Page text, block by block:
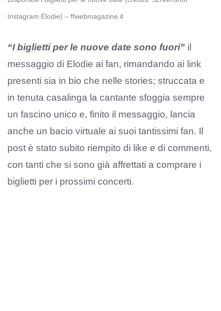
Instagram Elodie) – ffwebmagazine.it
“I biglietti per le nuove date sono fuori” il
messaggio di Elodie ai fan, rimandando ai link
presenti sia in bio che nelle stories; struccata e
in tenuta casalinga la cantante sfoggia sempre
un fascino unico e, finito il messaggio, lancia
anche un bacio virtuale ai suoi tantissimi fan. Il
post è stato subito riempito di like e di commenti,
con tanti che si sono già affrettati a comprare i
biglietti per i prossimi concerti.